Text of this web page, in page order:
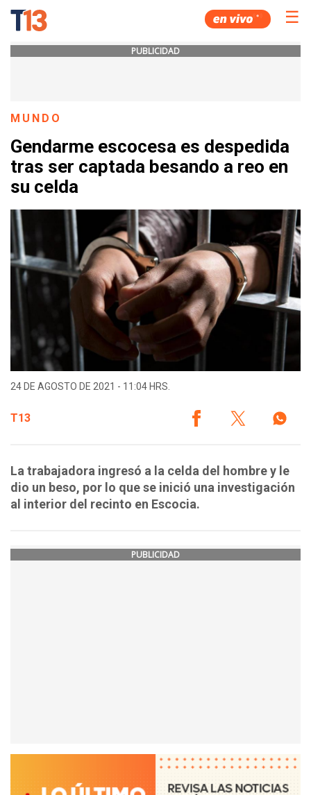
☰
PUBLICIDAD
MUNDO
Gendarme escocesa es despedida
tras ser captada besando a reo en
su celda
24 DE AGOSTO DE 2021 - 11:04 HRS.
T13
La trabajadora ingresó a la celda del hombre y le
dio un beso, por lo que se inició una investigación
al interior del recinto en Escocia.
PUBLICIDAD